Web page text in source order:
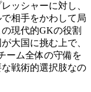
ッシャーに対し、
相手をかわして局
現代的GKの役割
大国に挑む上で、
ーム全体の守備を
戦術的選択肢なの